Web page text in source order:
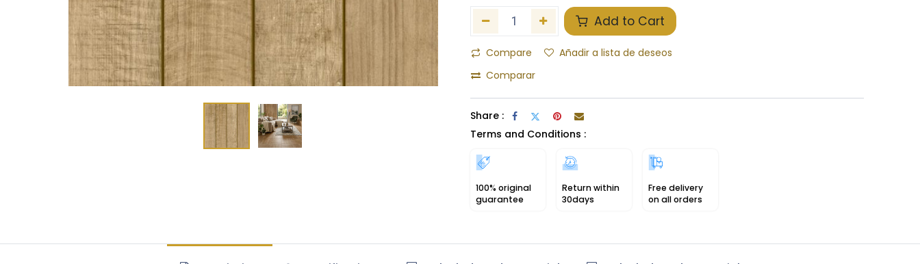
Add to Cart
Compare
Añadir a lista de deseos
Comparar
Share :
Terms and Conditions :
100% original
guarantee
Return within
30days
Free delivery
on all orders